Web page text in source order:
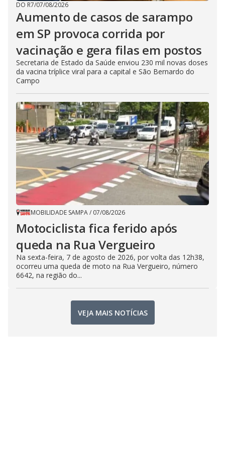
DO R7/07/08/2026
Aumento de casos de sarampo
em SP provoca corrida por
vacinação e gera filas em postos
Secretaria de Estado da Saúde enviou 230 mil novas doses
da vacina tríplice viral para a capital e São Bernardo do
Campo
MOBILIDADE SAMPA/ 07/08/2026
Motociclista fica ferido após
queda na Rua Vergueiro
Na sexta-feira, 7 de agosto de 2026, por volta das 12h38,
ocorreu uma queda de moto na Rua Vergueiro, número
6642, na região do...
VEJA MAIS NOTÍCIAS